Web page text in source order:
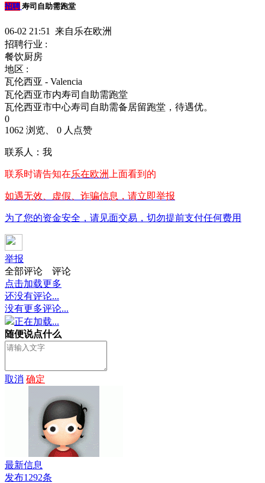
招聘 寿司自助需跑堂
06-02 21:51 来自乐在欧洲
招聘行业 :
餐饮厨房
地区 :
瓦伦西亚 - Valencia
瓦伦西亚市内寿司自助需跑堂
瓦伦西亚市中心寿司自助需备居留跑堂，待遇优。
0
1062 浏览、 0 人点赞
联系人：我
联系时请告知在乐在欧洲 上面看到的
如遇无效、虚假、诈骗信息，请立即举报
为了您的资金安全，请见面交易，切勿提前支付任何费用
举报
全部评论
评论
点击加载更多
还没有评论...
没有更多评论...
正在加载...
随便说点什么
取消 确定
最新信息
发布1292条